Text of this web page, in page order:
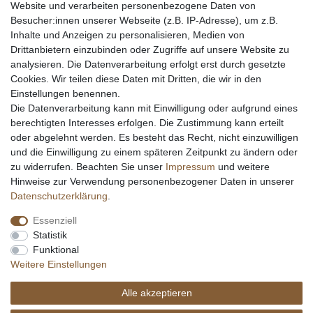
Messer Info Forum
Messer schärfen
Messerhersteller
Stahltabelle
Stahlarten
Rockwell Härte
Messerarten
Klingenformen
Holzarten
Impressum Daten­schutz­erklärung AGB
Widerrufs­recht
© Copyright Alle Preisangaben sind inkl. gesetzlicher Mehrwertsteuer und zzgl.
Website und verarbeiten personenbezogene Daten von
Besucher:innen unserer Webseite (z.B. IP-Adresse), um z.B.
Inhalte und Anzeigen zu personalisieren, Medien von
Drittanbietern einzubinden oder Zugriffe auf unsere Website zu
analysieren. Die Datenverarbeitung erfolgt erst durch gesetzte
Cookies. Wir teilen diese Daten mit Dritten, die wir in den
Einstellungen benennen.
Die Datenverarbeitung kann mit Einwilligung oder aufgrund eines
berechtigten Interesses erfolgen. Die Zustimmung kann erteilt
oder abgelehnt werden. Es besteht das Recht, nicht einzuwilligen
und die Einwilligung zu einem späteren Zeitpunkt zu ändern oder
zu widerrufen. Beachten Sie unser Impressum und weitere
Hinweise zur Verwendung personenbezogener Daten in unserer
Daten­schutz­erklärung
Essenziell
Statistik
Funktional
Weitere Einstellungen
Alle akzeptieren